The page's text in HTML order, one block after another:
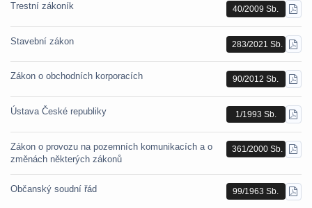
Trestní zákoník 40/2009 Sb.
PDF
Stavební zákon 283/2021 Sb.
PDF
Zákon o obchodních korporacích 90/2012 Sb.
PDF
Ústava České republiky 1/1993 Sb.
PDF
Zákon o provozu na pozemních komunikacích a o
změnách některých zákonů
361/2000 Sb.
PDF
Občanský soudní řád 99/1963 Sb.
PDF